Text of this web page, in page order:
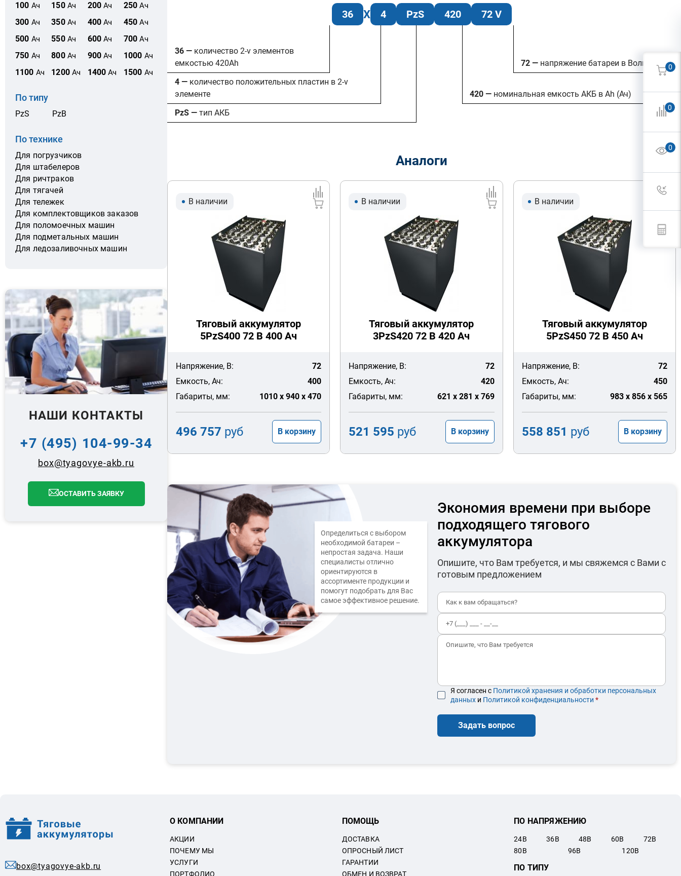
100 Ач 150Ач 200Ач 250 Ач
300 Ач 350Ач 400Ач 450 Ач
500 Ач 550Ач 600Ач 700 Ач
750 Ач 800Ач 900Ач 1000 Ач
1100 Ач 1200Ач 1400 Ач 1500 Ач
По типу
PzS PzB
По технике
Для погрузчиков
Для штабелеров
Для ричтраков
Для тягачей
Для тележек
Для комплектовщиков заказов
Для поломоечных машин
Для подметальных машин
Для ледозаливочных машин
НАШИ КОНТАКТЫ
+7 (495) 104-99-34
box@tyagovye-akb.ru
ОСТАВИТЬ ЗАЯВКУ
36 4 PzS 420 72 V
36 — количество 2-v элементов
емкостью 420Ah
72 — напряжение батареи в Вольтах
4 — количество положительных пластин в 2-v
элементе
420 — номинальная емкость АКБ в Ah (Ач)
PzS — тип АКБ
Аналоги
В наличии
Тяговый аккумулятор
5PzS400 72 В 400 Ач
Напряжение, В:
72
Емкость, Ач:
400
Габариты, мм:
1010 x 940 x 470
496 757 руб В корзину
В наличии
Тяговый аккумулятор
3PzS420 72 В 420 Ач
Напряжение, В:
72
Емкость, Ач:
420
Габариты, мм:
621 x 281 x 769
521 595 руб В корзину
В наличии
Тяговый аккумулятор
5PzS450 72 В 450 Ач
Напряжение, В:
72
Емкость, Ач:
450
Габариты, мм:
983 x 856 x 565
558 851 руб В корзину
Определиться с выбором
необходимой батареи –
непростая задача. Наши
специалисты отлично
ориентируются в
ассортименте продукции и
помогут подобрать для Вас
самое эффективное решение.
Экономия времени при выборе
подходящего тягового
аккумулятора
Опишите, что Вам требуется, и мы свяжемся с Вами с
готовым предложением
Я согласен с Политикой хранения и обработки персональных
данных и Политикой конфиденциальности *
Задать вопрос
box@tyagovye-akb.ru
О КОМПАНИИ
АКЦИИ
ПОЧЕМУ МЫ
УСЛУГИ
ПОРТФОЛИО
ПОМОЩЬ
ДОСТАВКА
ОПРОСНЫЙ ЛИСТ
ГАРАНТИИ
ОБМЕН И ВОЗВРАТ
ПО НАПРЯЖЕНИЮ
24В 36В 48В 60В 72В
80В 96В 120В
ПО ТИПУ
0
0
0